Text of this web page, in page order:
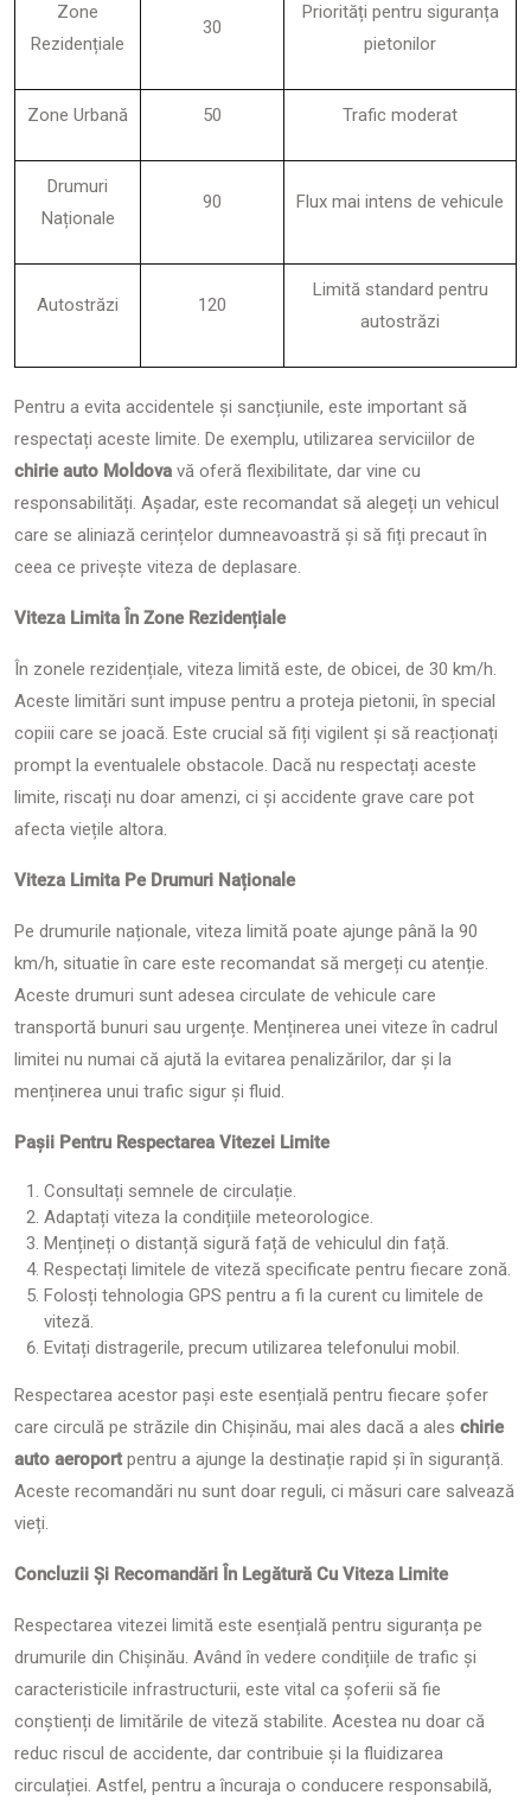
Zone
Rezidențiale
30
Priorități pentru siguranța
pietonilor
Zone Urbană 50 Trafic moderat
Drumuri
Naționale
90 Flux mai intens de vehicule
Autostrăzi 120
Limită standard pentru
autostrăzi
Pentru a evita accidentele și sancțiunile, este important să
respectați aceste limite. De exemplu, utilizarea serviciilor de
chirie auto Moldova vă oferă flexibilitate, dar vine cu
responsabilități. Așadar, este recomandat să alegeți un vehicul
care se aliniază cerințelor dumneavoastră și să fiți precaut în
ceea ce privește viteza de deplasare.
Viteza Limita În Zone Rezidențiale
În zonele rezidențiale, viteza limită este, de obicei, de 30 km/h.
Aceste limitări sunt impuse pentru a proteja pietonii, în special
copiii care se joacă. Este crucial să fiți vigilent și să reacționați
prompt la eventualele obstacole. Dacă nu respectați aceste
limite, riscați nu doar amenzi, ci și accidente grave care pot
afecta viețile altora.
Viteza Limita Pe Drumuri Naționale
Pe drumurile naționale, viteza limită poate ajunge până la 90
km/h, situatie în care este recomandat să mergeți cu atenție.
Aceste drumuri sunt adesea circulate de vehicule care
transportă bunuri sau urgențe. Menținerea unei viteze în cadrul
limitei nu numai că ajută la evitarea penalizărilor, dar și la
menținerea unui trafic sigur și fluid.
Pașii Pentru Respectarea Vitezei Limite
Consultați semnele de circulație.
Adaptați viteza la condițiile meteorologice.
Mențineți o distanță sigură față de vehiculul din față.
Respectați limitele de viteză specificate pentru fiecare zonă.
Folosți tehnologia GPS pentru a fi la curent cu limitele de
viteză.
Evitați distragerile, precum utilizarea telefonului mobil.
Respectarea acestor pași este esențială pentru fiecare șofer
care circulă pe străzile din Chișinău, mai ales dacă a ales chirie
auto aeroportpentru a ajunge la destinație rapid și în siguranță.
Aceste recomandări nu sunt doar reguli, ci măsuri care salvează
vieți.
Concluzii Și Recomandări În Legătură Cu Viteza Limite
Respectarea vitezei limită este esențială pentru siguranța pe
drumurile din Chișinău. Având în vedere condițiile de trafic și
caracteristicile infrastructurii, este vital ca șoferii să fie
conștienți de limitările de viteză stabilite. Acestea nu doar că
reduc riscul de accidente, dar contribuie și la fluidizarea
circulației. Astfel, pentru a încuraja o conducere responsabilă,